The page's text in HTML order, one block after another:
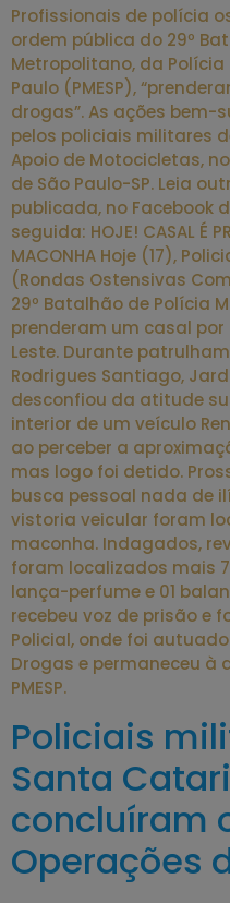
Profissionais de polícia
ordem pública do 29º
Metropolitano, da
Paulo (PMESP),
drogas”. As ações
pelos policiais militares
Apoio de Motocicletas,
de São Paulo-SP. Leia
publicada, no Facebook
seguida: HOJE! CASAL É
MACONHA Hoje (17),
(Rondas Ostensivas
29º Batalhão de Polícia
prenderam um casal
Leste. Durante
Rodrigues Santiago,
desconfiou da atitude
interior de um veículo
ao perceber a
mas logo foi detido.
busca pessoal nada de
vistoria veicular foram
maconha. Indagados,
foram localizados mais
lança-perfume e 01
recebeu voz de prisão e
Policial, onde foi
Drogas e permaneceu à
PMESP.
Policiais
Santa
concluíram
Operações